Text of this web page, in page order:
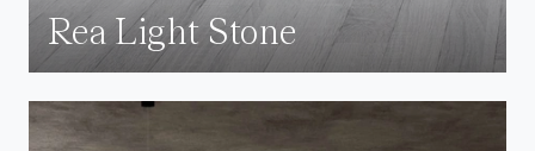
Rea Light Stone